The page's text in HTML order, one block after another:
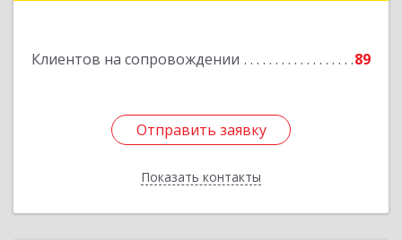
Клиентов на сопровождении 89
Отправить заявку
Показать контакты
Подробнее
Отправить заявку
Назад